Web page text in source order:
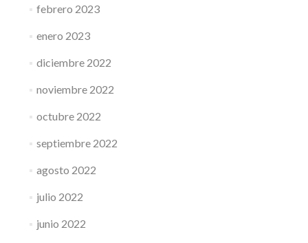
febrero 2023
enero 2023
diciembre 2022
noviembre 2022
octubre 2022
septiembre 2022
agosto 2022
julio 2022
junio 2022